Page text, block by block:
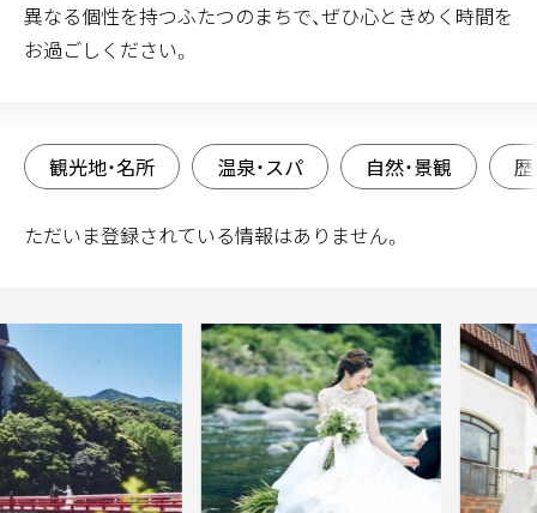
異なる個性を持つふたつのまちで、ぜひ心ときめく時間を
お過ごしください。
観光地・名所 温泉・スパ 自然・景観
ただいま登録されている情報はありません。